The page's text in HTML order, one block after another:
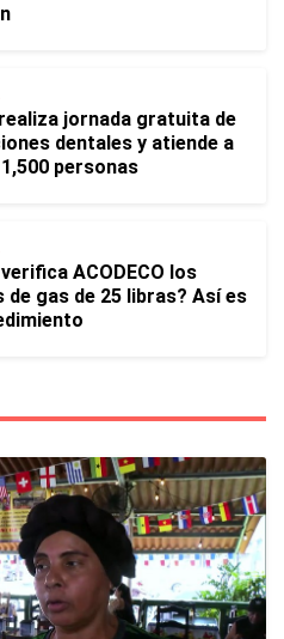
jornada gratuita de
dentales y atiende a
personas
ACODECO los
de gas de 25 libras? Así es